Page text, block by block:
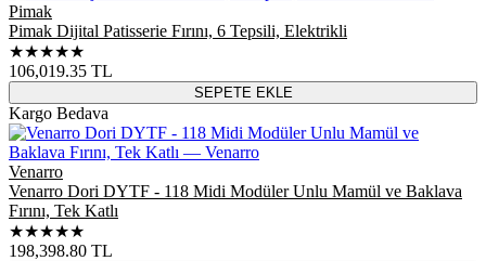
Pimak
Pimak Dijital Patisserie Fırını, 6 Tepsili, Elektrikli
★★★★★
106,019.35 TL
SEPETE EKLE
Kargo Bedava
Venarro
Venarro Dori DYTF - 118 Midi Modüler Unlu Mamül ve Baklava
Fırını, Tek Katlı
★★★★★
198,398.80 TL